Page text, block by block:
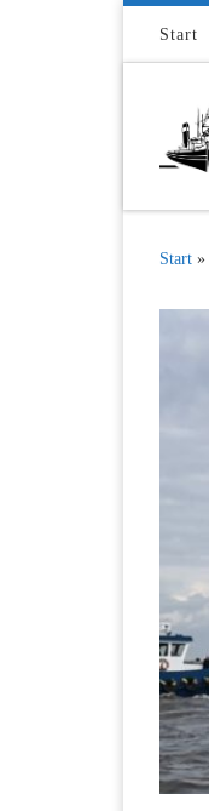
Zum Inhalt springen
Start
Start »